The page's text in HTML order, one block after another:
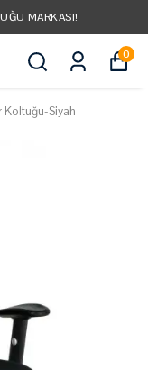
MARKASI!
0
Koltuğu-Siyah